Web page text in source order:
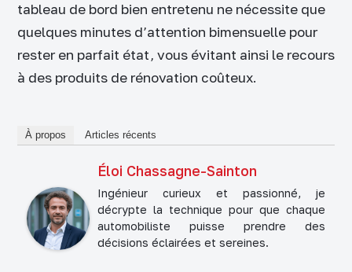
tableau de bord bien entretenu ne nécessite que
quelques minutes d’attention bimensuelle pour
rester en parfait état, vous évitant ainsi le recours
à des produits de rénovation coûteux.
À propos Articles récents
Éloi Chassagne-Sainton
Ingénieur curieux et passionné, je
décrypte la technique pour que chaque
automobiliste puisse prendre des
décisions éclairées et sereines.